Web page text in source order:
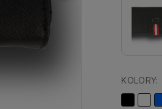
KOLORY: